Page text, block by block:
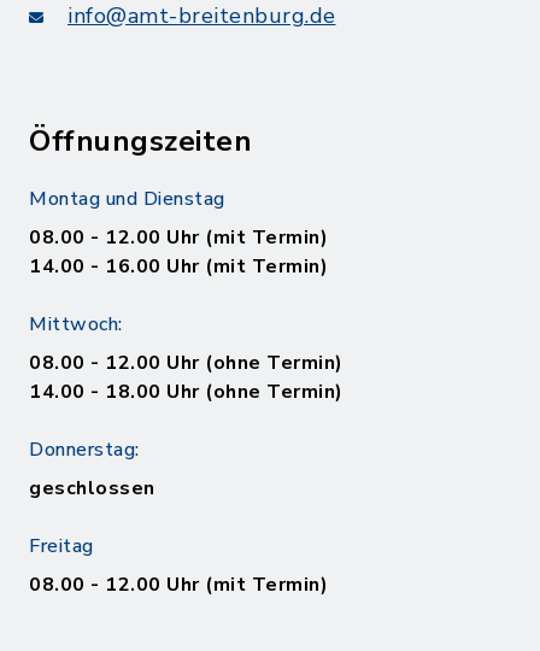
info@amt-breitenburg.de
Öffnungszeiten
Montag und Dienstag
08.00 - 12.00 Uhr (mit Termin)
14.00 - 16.00 Uhr (mit Termin)
Mittwoch:
08.00 - 12.00 Uhr (ohne Termin)
14.00 - 18.00 Uhr (ohne Termin)
Donnerstag:
geschlossen
Freitag
08.00 - 12.00 Uhr (mit Termin)